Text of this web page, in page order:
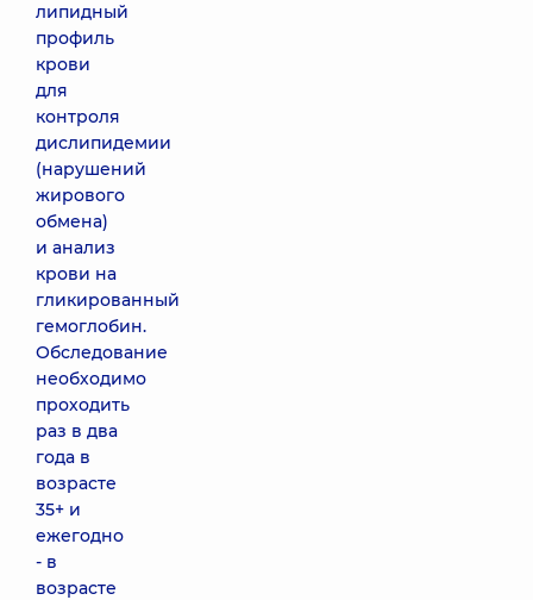
липидный
профиль
крови
для
контроля
дислипидемии
(нарушений
жирового
обмена)
и анализ
крови на
гликированный
гемоглобин.
Обследование
необходимо
проходить
раз в два
года в
возрасте
35+ и
ежегодно
- в
возрасте